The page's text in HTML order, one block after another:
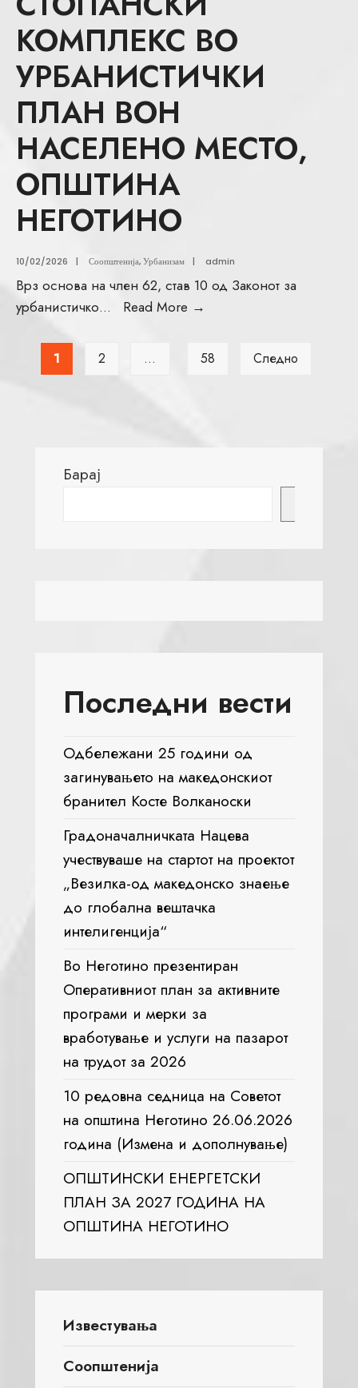
КОМПЛЕКС ВО
УРБАНИСТИЧКИ
ПЛАН ВОН
НАСЕЛЕНО МЕСТО,
ОПШТИНА
НЕГОТИНО
10/02/2026 | Соопштенија,Урбанизам | admin
Врз основа на член 62, став 10 од Законот за
урбанистичко... Read More →
1 2 … 58 Следно
Барај
Последни вести
Одбележани 25 години од
загинувањето на македонскиот
бранител Косте Волканоски
Градоначалничката Нацева
учествуваше на стартот на проектот
„Везилка-од македонско знаење
до глобална вештачка
интелигенција“
Во Неготино презентиран
Оперативниот план за активните
програми и мерки за
вработување и услуги на пазарот
на трудот за 2026
10 редовна седница на Советот
на општина Неготино 26.06.2026
година (Измена и дополнување)
ОПШТИНСКИ ЕНЕРГЕТСКИ
ПЛАН ЗА 2027 ГОДИНА НА
ОПШТИНА НЕГОТИНО
Известувања
Соопштенија